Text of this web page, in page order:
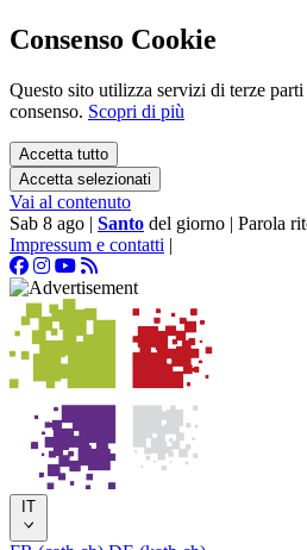
Consenso Cookie
Questo sito utilizza servizi di terze
consenso. Scopri di più
Accetta tutto
Accetta selezionati
Vai al contenuto
Sab 8 ago | Santo del giorno | Parola
Impressum e contatti |
IT